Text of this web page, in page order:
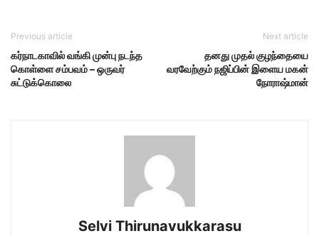
Previous article
கர்நாடகாவில் வங்கி முன்பு நடந்த
கொள்ளை சம்பவம் – ஒருவர்
சுட்டுக்கொலை
Next article
தனது முதல் குழந்தையை
வரவேற்கும் நஜிப்பின் இளைய மகன்
நோராஷ்மான்
Selvi Thirunavukkarasu